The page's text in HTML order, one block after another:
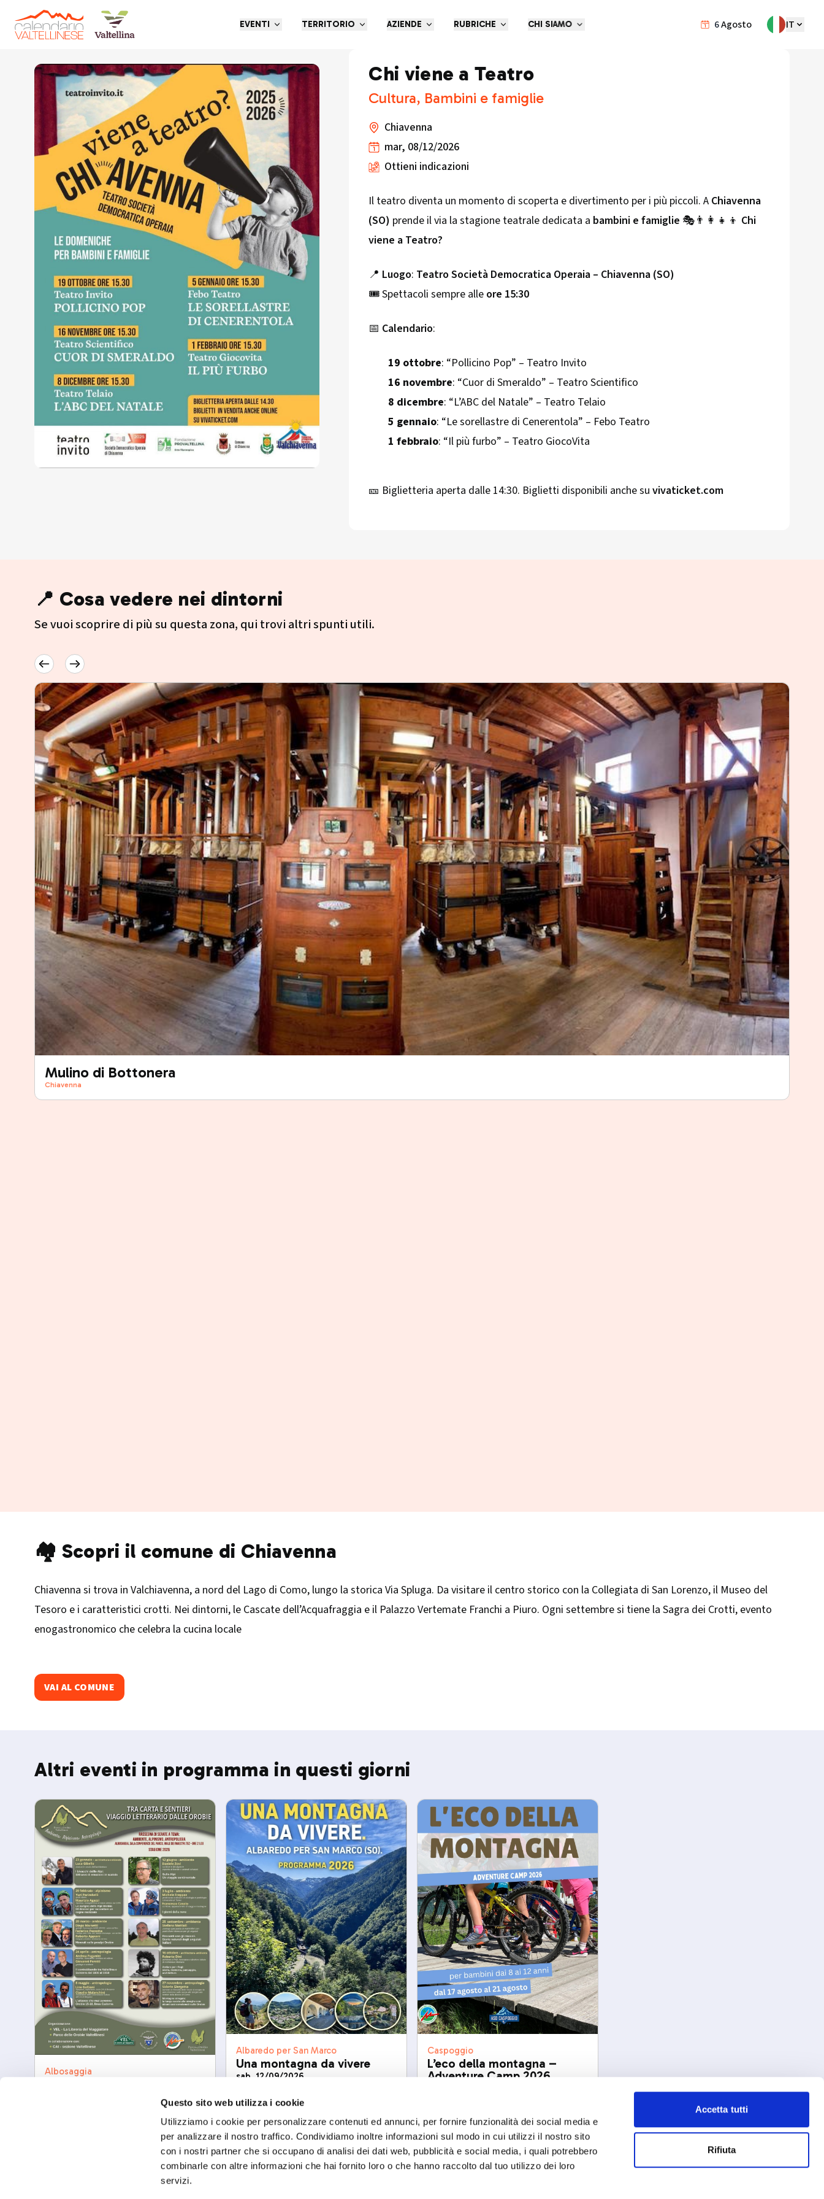
Questo sito web utilizza i cookie
Utilizziamo i cookie per personalizzare contenuti ed annunci, per fornire funzionalità dei social media e
per analizzare il nostro traffico. Condividiamo inoltre informazioni sul modo in cui utilizzi il nostro sito
con i nostri partner che si occupano di analisi dei dati web, pubblicità e social media, i quali potrebbero
combinarle con altre informazioni che hai fornito loro o che hanno raccolto dal tuo utilizzo dei loro
servizi.
Accetta tutti
Rifiuta
6Agosto IT
EVENTI TERRITORIO AZIENDE RUBRICHE CHI SIAMO
Torna indietro
Chi viene a Teatro
Cultura, Bambini e famiglie
Chiavenna
mar, 08/12/2026
Ottieni indicazioni
Il teatro diventa un momento di scoperta e divertimento per i più piccoli. A Chiavenna
(SO) prende il via la stagione teatrale dedicata a bambini e famiglie 🎭👨‍👩‍👧‍👦 Chi
viene a Teatro?
📍 Luogo: Teatro Società Democratica Operaia – Chiavenna (SO)
🎟️ Spettacoli sempre alle ore 15:30
📅 Calendario:
19 ottobre: “Pollicino Pop” – Teatro Invito
16 novembre: “Cuor di Smeraldo” – Teatro Scientifico
8 dicembre: “L’ABC del Natale” – Teatro Telaio
5 gennaio: “Le sorellastre di Cenerentola” – Febo Teatro
1 febbraio: “Il più furbo” – Teatro GiocoVita
🎫 Biglietteria aperta dalle 14:30. Biglietti disponibili anche suvivaticket.com
📍 Cosa vedere nei dintorni
Se vuoi scoprire di più su questa zona, qui trovi altri spunti utili.
Mulino di Bottonera
Chiavenna
🏘️ Scopri il comune di Chiavenna
Chiavenna si trova in Valchiavenna, a nord del Lago di Como, lungo la storica Via Spluga. Da visitare il centro storico con la Collegiata di San Lorenzo, il Museo del
Tesoro e i caratteristici crotti. Nei dintorni, le Cascate dell’Acquafraggia e il Palazzo Vertemate Franchi a Piuro. Ogni settembre si tiene la Sagra dei Crotti, evento
enogastronomico che celebra la cucina locale
VAI AL COMUNE
Altri eventi in programma in questi giorni
Albosaggia
Letterario dalle Orobie
Albaredo per San Marco
Una montagna da vivere
sab, 12/09/2026
Caspoggio
L’eco della montagna –
Adventure Camp 2026